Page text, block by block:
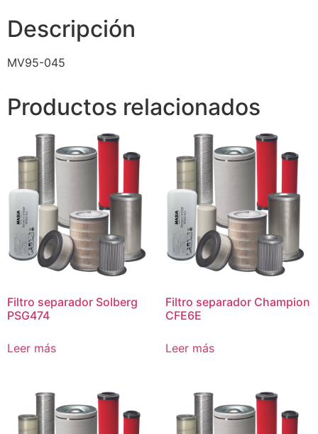
Descripción
MV95-045
Productos relacionados
Filtro separador Solberg
PSG474
Leer más
Filtro separador Champion
CFE6E
Leer más